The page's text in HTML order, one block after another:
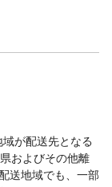
が配送先となる
およびその他離
送地域でも、一部